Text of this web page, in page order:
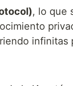
, lo que
infinitas